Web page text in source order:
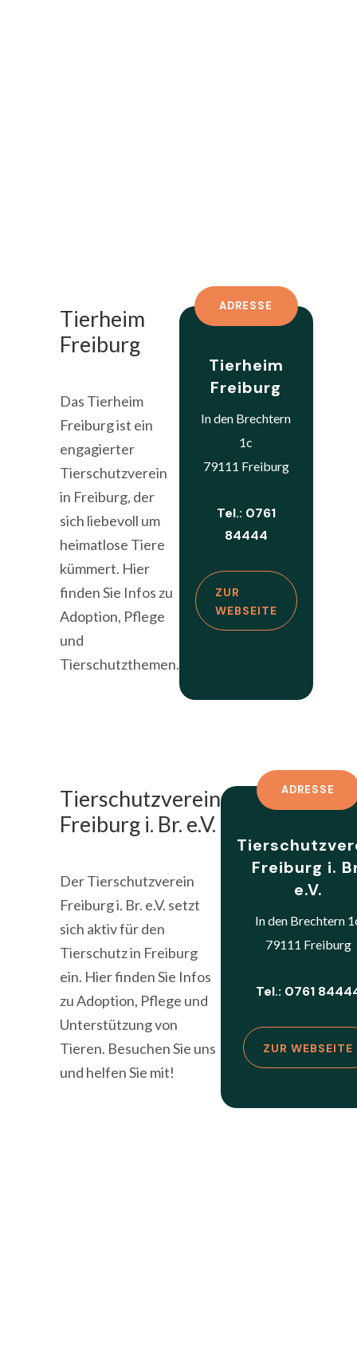
Tierheim
Freiburg
Das Tierheim
Freiburg ist ein
engagierter
Tierschutzverein
in Freiburg, der
sich liebevoll um
heimatlose Tiere
kümmert. Hier
finden Sie Infos zu
Adoption, Pflege
und
Tierschutzthemen.
ADRESSE
Tierheim
Freiburg
In den Brechtern
1c
79111 Freiburg
Tel.: 0761
84444
ZUR
WEBSEITE
Tierschutzverein
Freiburg i. Br. e.V.
Der Tierschutzverein
Freiburg i. Br. e.V. setzt
sich aktiv für den
Tierschutz in Freiburg
ein. Hier finden Sie Infos
zu Adoption, Pflege und
Unterstützung von
Tieren. Besuchen Sie uns
und helfen Sie mit!
ADRESSE
Freiburg i.
e.V.
In den Brechtern
79111 Freiburg
Tel.: 0761
ZUR WEBSEITE